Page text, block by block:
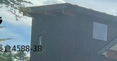
倉4588-38